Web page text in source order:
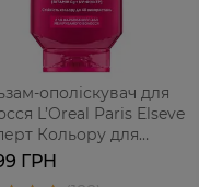
ополіскувач для
L’Oreal Paris Elseve
Кольору для
або
волосся 200
ГРН